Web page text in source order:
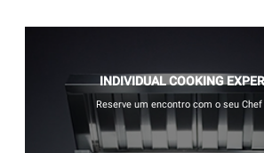
INDIVIDUAL COOKING
Reserve um encontro com o seu